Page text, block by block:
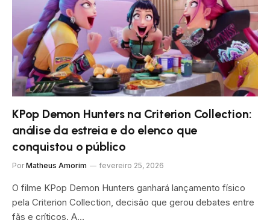
KPop Demon Hunters na Criterion Collection:
análise da estreia e do elenco que
conquistou o público
Por Matheus Amorim fevereiro 25, 2026
O filme KPop Demon Hunters ganhará lançamento físico
pela Criterion Collection, decisão que gerou debates entre
fãs e críticos. A…